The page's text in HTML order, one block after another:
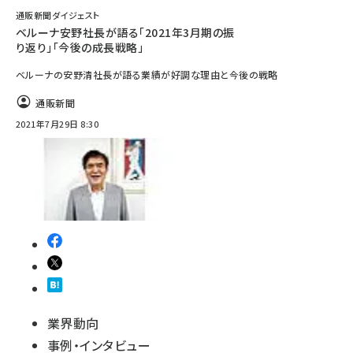
通販新聞ダイジェスト
ベルーナ安野社長が語る「2021年3月期の振
り返り」「今後の成長戦略」
ベルーナの安野清社長が語る業績が好調な理由と今後の戦略
通販新聞
2021年7月29日 8:30
業界動向
事例・インタビュー